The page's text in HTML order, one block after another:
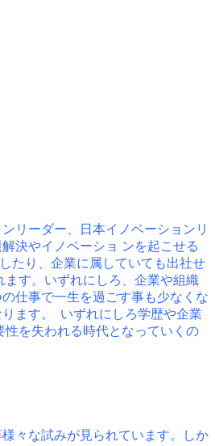
リーダー、日本イノベーションリ
決やイノベーショ ンを起こせる
たり、企業に属していても出社せ
す。いずれにしろ、企業や組織
仕事で一生を過ごす事も少なくな
ます。 いずれにしろ学歴や企業
を失われる時代となっていくの
々な試みが見られています。しか